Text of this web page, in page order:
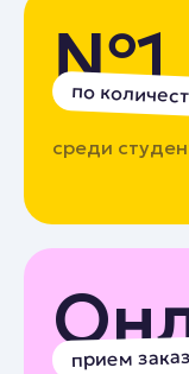
№1
по
среди
прием